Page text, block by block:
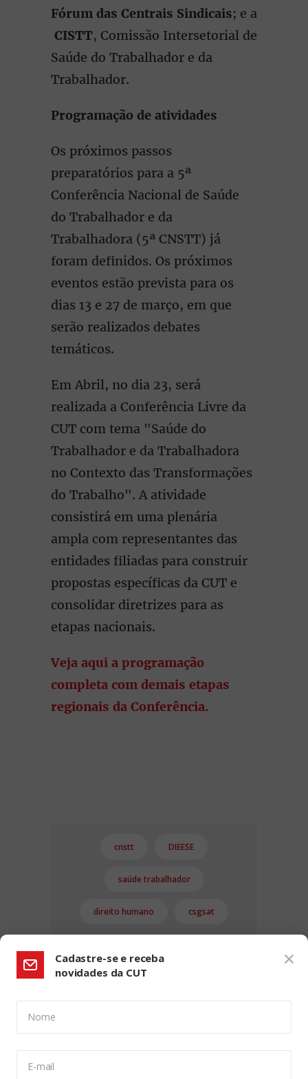
Fórum das Centrais Sindicais; e a
CISTT, Comissão Intersetorial de
Saúde do Trabalhador e da
Trabalhador.
Programação de atividades
Os próximos passos
preparatórios para a 5ª
Conferência Nacional de Saúde
do Trabalhador e da
Trabalhadora (5ª CNSTT) já
foram definidos. Os próximos
eventos estão prevista para os
dias 13 e 27 de março, em que
serão realizados debates
temáticos.
Em Abril, no dia 23, será
realizada a Conferência Livre da
CUT com tema "Saúde do
Trabalhador e da Trabalhadora
no Contexto das Transformações
do Trabalho". A atividade
consistirá em uma plenária
ampla com representantes das
entidades filiadas para construir
propostas específicas da CUT e
consolidar diretrizes para as
etapas nacionais.
Veja aqui a programação
completa com demais etapas
regionais da Conferência.
cnstt DIEESE
saúde trabalhador
direito humano csgsat
Cadastre-se e receba
novidades da CUT
Nome
E-mail
CONFIGURAÇÃO DE COOKIES: